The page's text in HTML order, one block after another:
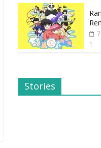
1
Stories
Dicas de
Filmes Para o